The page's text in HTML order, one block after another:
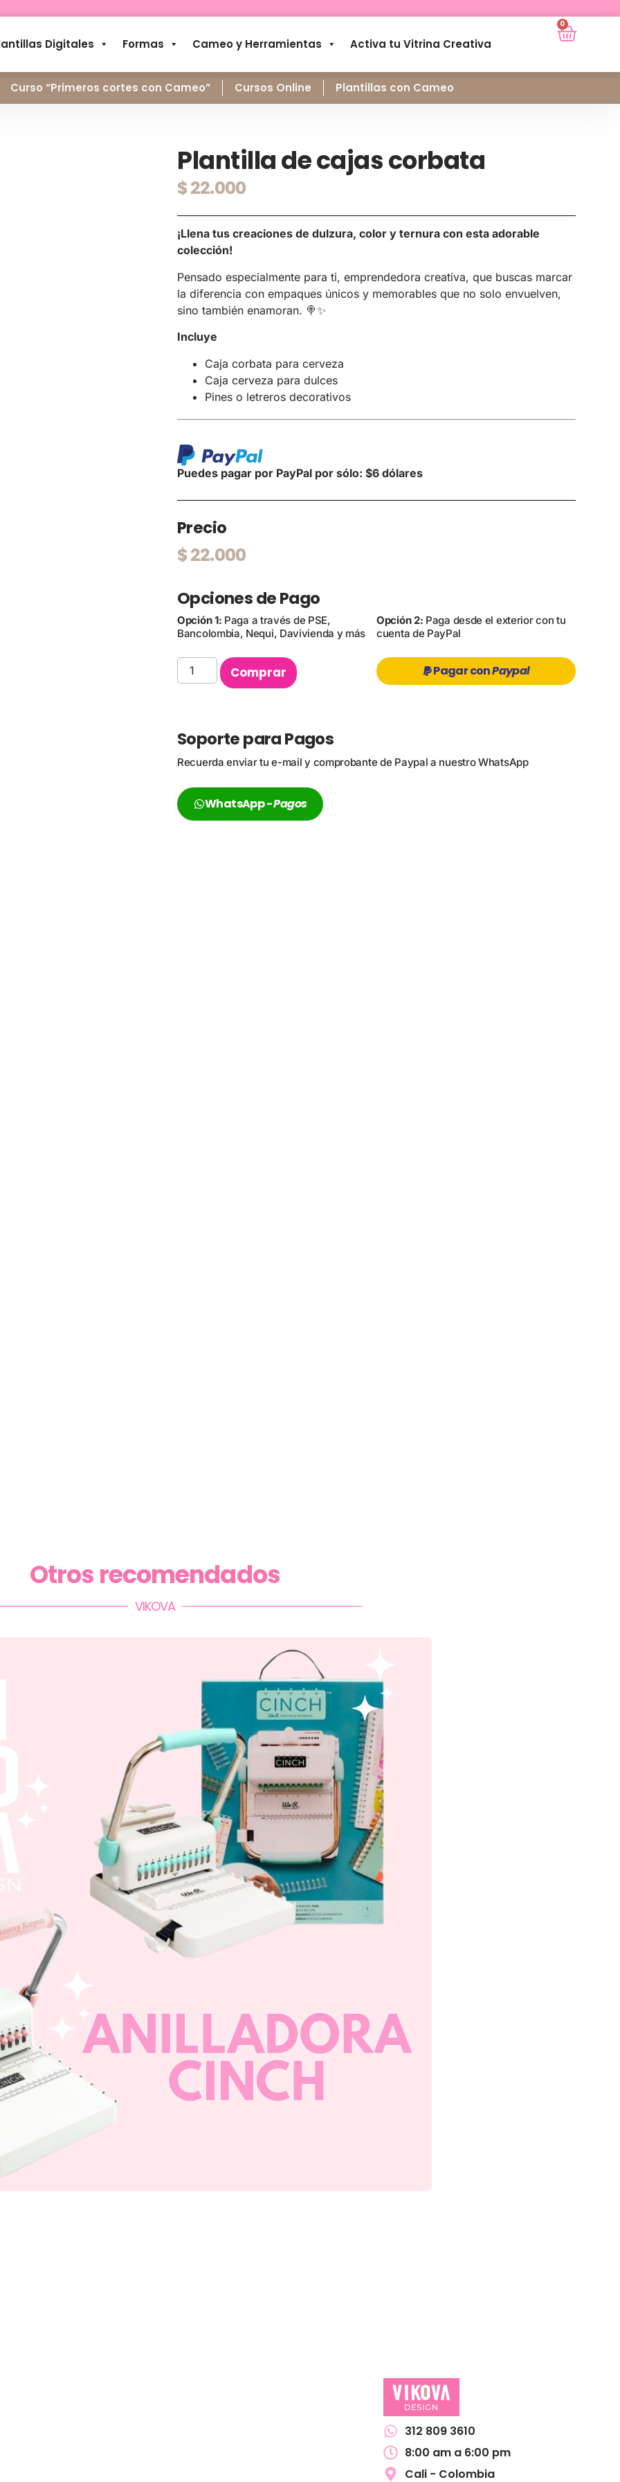
Digitales Formas Cameo y Herramientas Activa tu Vitrina Creativa
0
Curso “Primeros cortes con Cameo” Cursos Online Plantillas con Cameo
Plantilla de cajas corbata
$22.000
¡Llena tus creaciones de dulzura, color y ternura con esta adorable
colección!
Pensado especialmente para ti, emprendedora creativa, que buscas marcar
la diferencia con empaques únicos y memorables que no solo envuelven,
sino también enamoran. 🍭✨
Incluye
Caja corbata para cerveza
Caja cerveza para dulces
Pines o letreros decorativos
Puedes pagar por PayPal por sólo: $6 dólares
Precio
$22.000
Opciones de Pago
Opción 1: Paga a través de PSE,
Bancolombia, Nequi, Davivienda y más
Comprar
Opción 2: Paga desde el exterior con tu
cuenta de PayPal
Pagar conPaypal
Soporte para Pagos
Recuerda enviar tu e-mail y comprobante de Paypal a nuestro WhatsApp
WhatsApp -Pagos
Otros recomendados
VIKOVA
312 809 3610
8:00 am a 6:00 pm
Cali - Colombia